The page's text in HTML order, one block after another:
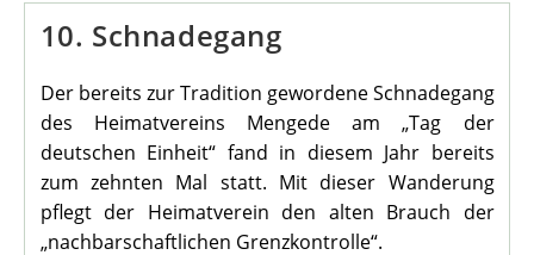
10. Schnadegang
Der bereits zur Tradition gewordene Schnadegang
des Heimatvereins Mengede am „Tag der
deutschen Einheit“ fand in diesem Jahr bereits
zum zehnten Mal statt. Mit dieser Wanderung
pflegt der Heimatverein den alten Brauch der
„nachbarschaftlichen Grenzkontrolle“.